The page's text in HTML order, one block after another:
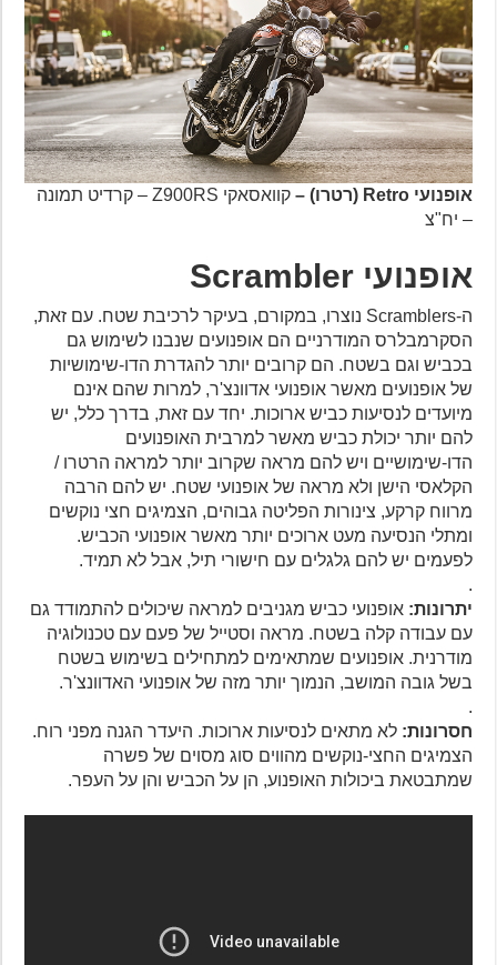
אופנועי Retro (רטרו) –
קוואסאקי Z900RS – קרדיט תמונה
– יח"צ
אופנועי Scrambler
ה-Scramblers נוצרו, במקורם, בעיקר לרכיבת שטח. עם זאת,
הסקרמבלרס המודרניים הם אופנועים שנבנו לשימוש גם
בכביש וגם בשטח. הם קרובים יותר להגדרת הדו-שימושיות
של אופנועים מאשר אופנועי אדוונצ'ר, למרות שהם אינם
מיועדים לנסיעות כביש ארוכות. יחד עם זאת, בדרך כלל, יש
להם יותר יכולת כביש מאשר למרבית האופנועים
הדו-שימושיים ויש להם מראה שקרוב יותר למראה הרטרו /
הקלאסי הישן ולא מראה של אופנועי שטח. יש להם הרבה
מרווח קרקע, צינורות הפליטה גבוהים, הצמיגים חצי נוקשים
ומתלי הנסיעה מעט ארוכים יותר מאשר אופנועי הכביש.
לפעמים יש להם גלגלים עם חישורי תיל, אבל לא תמיד.
יתרונות:אופנועי כביש מגניבים למראה שיכולים להתמודד גם
עם עבודה קלה בשטח. מראה וסטייל של פעם עם טכנולוגיה
מודרנית. אופנועים שמתאימים למתחילים בשימוש בשטח
בשל גובה המושב, הנמוך יותר מזה של אופנועי האדוונצ'ר.
חסרונות:לא מתאים לנסיעות ארוכות. היעדר הגנה מפני רוח.
הצמיגים החצי-נוקשים מהווים סוג מסוים של פשרה
שמתבטאת ביכולות האופנוע, הן על הכביש והן על העפר.